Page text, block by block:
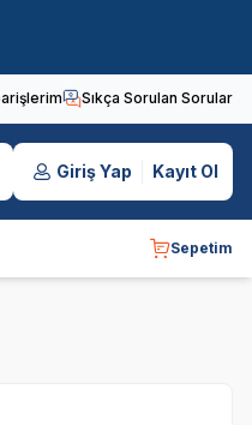
Sıkça Sorulan Sorular
Giriş Yap Kayıt Ol
Sepetim